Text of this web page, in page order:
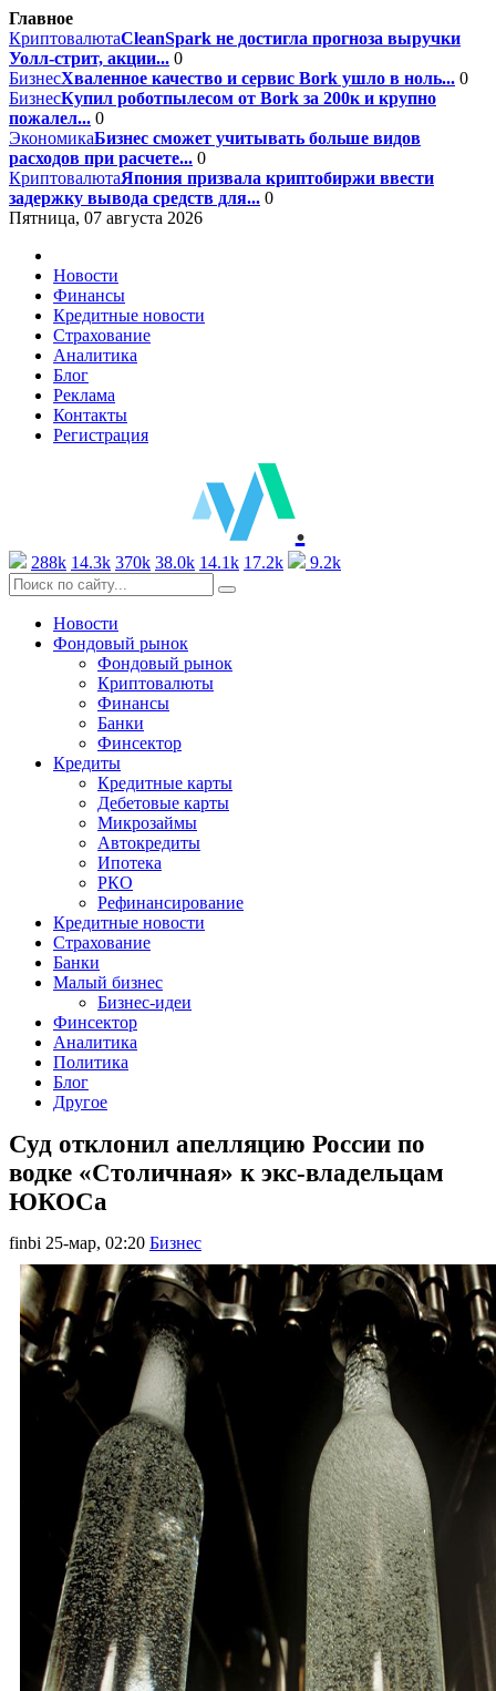
Главное
КриптовалютаCleanSpark не достигла прогноза выручки
Уолл-стрит, акции... 0
БизнесХваленное качество и сервис Bork ушло в ноль... 0
БизнесКупил роботпылесом от Bork за 200к и крупно
пожалел... 0
ЭкономикаБизнес сможет учитывать больше видов
расходов при расчете... 0
КриптовалютаЯпония призвала криптобиржи ввести
задержку вывода средств для... 0
Пятница, 07 августа 2026
Новости
Финансы
Кредитные новости
Страхование
Аналитика
Блог
Реклама
Контакты
Регистрация
.
288k 14.3k 370k 38.0k 14.1k 17.2k 9.2k
Новости
Фондовый рынок
Фондовый рынок
Криптовалюты
Финансы
Банки
Финсектор
Кредиты
Кредитные карты
Дебетовые карты
Микрозаймы
Автокредиты
Ипотека
РКО
Рефинансирование
Кредитные новости
Страхование
Банки
Малый бизнес
Бизнес-идеи
Финсектор
Аналитика
Политика
Блог
Другое
Суд отклонил апелляцию России по
водке «Столичная» к экс-владельцам
ЮКОСа
finbi 25-мар, 02:20 Бизнес